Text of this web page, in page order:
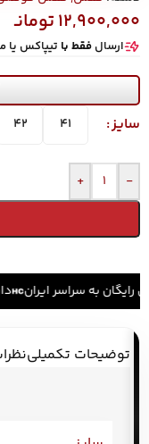
12,900,000تومانـ
ارسال فقط با تیپاکس
سایز 41
42
-
+
رایگان به سراسر ایران
توضیحات تکمیلی